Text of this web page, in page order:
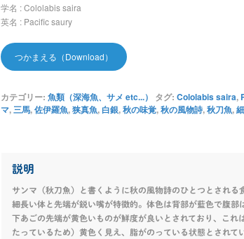
学名 : Cololabis saira
英名 : Pacific saury
つかまえる（Download）
カテゴリー: 魚類（深海魚、サメ etc...） タグ: Cololabis saira,
マ,三馬,佐伊羅魚,狭真魚, 白銀,秋の味覚,秋の風物詩,秋刀魚,
説明
サンマ（秋刀魚）と書くように秋の風物詩のひとつとされる
細長い体と先端が鋭い嘴が特徴的。体色は背部が藍色で腹部
下あごの先端が黄色いものが鮮度が良いとされており、これ
たっているため）黄色く見え、脂がのっている状態とされて